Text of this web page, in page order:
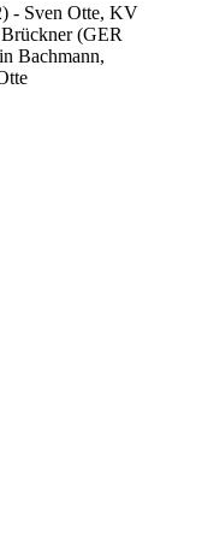
- Sven Otte, KV
(GER
Bachmann,